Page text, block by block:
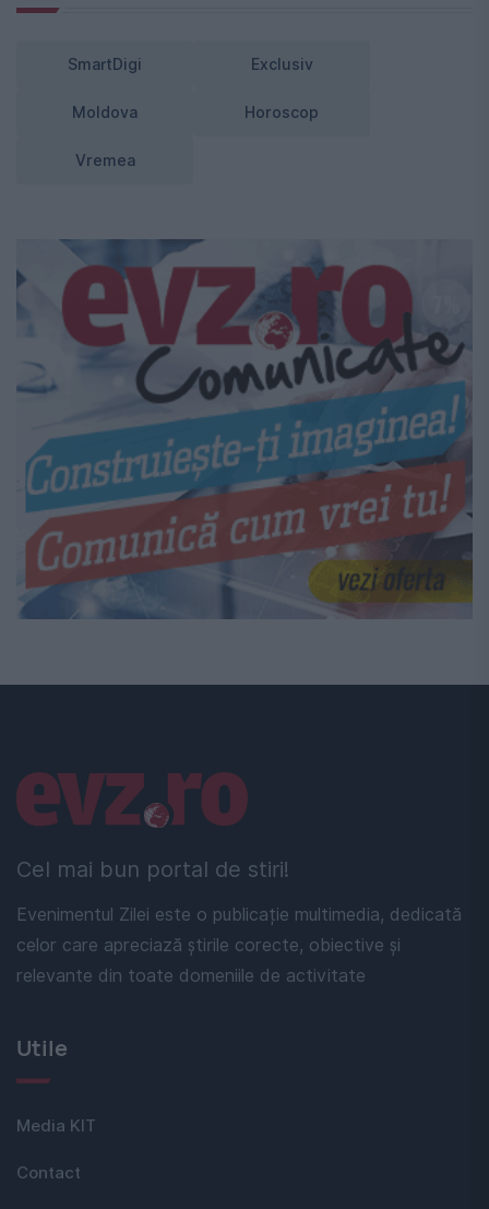
SmartDigi Exclusiv
Moldova Horoscop
Vremea
Cel mai bun portal de stiri!
Evenimentul Zilei este o publicație multimedia, dedicată
celor care apreciază știrile corecte, obiective și
relevante din toate domeniile de activitate
Linkuri utile
Utile
Media KIT
Contact